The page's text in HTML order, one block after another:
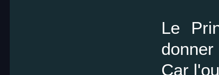
Le
donner
Car